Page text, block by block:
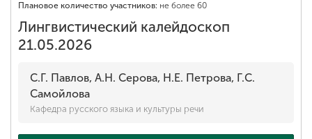
Плановое количество участников: не более 60
Лингвистический калейдоскоп
21.05.2026
С.Г. Павлов, А.Н. Серова, Н.Е. Петрова, Г.С.
Самойлова
Кафедра русского языка и культуры речи